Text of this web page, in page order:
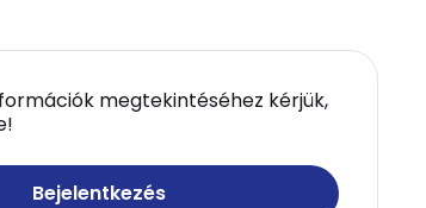
megtekintéséhez kérjük,
Bejelentkezés